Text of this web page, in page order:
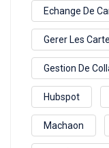
Echange De
Gerer Les
Gestion De
Hubspot
Machaon